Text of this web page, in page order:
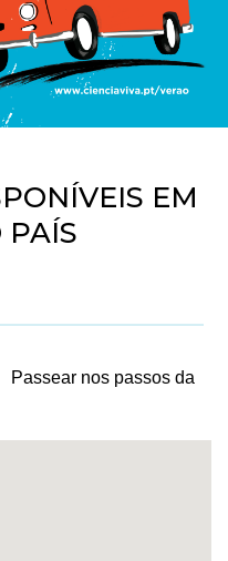
EM
PAÍS
Passear nos passos da